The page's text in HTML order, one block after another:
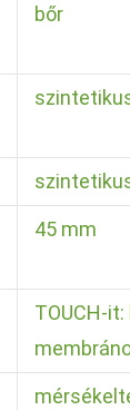
bőr
45 mm
TOUCH-it: